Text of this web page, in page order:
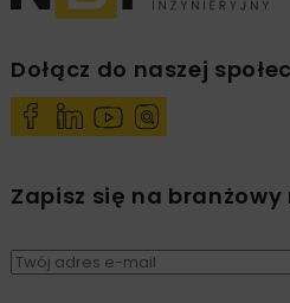
Dołącz do naszej
Zapisz się na